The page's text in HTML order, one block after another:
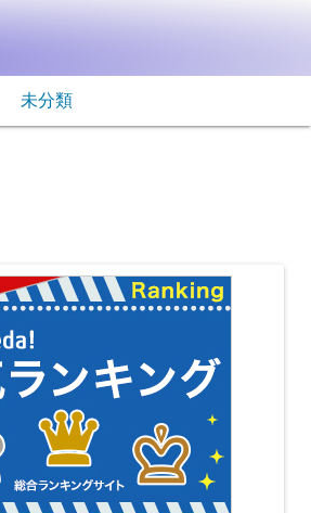
未分類